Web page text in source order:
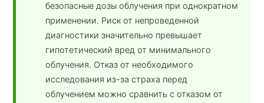
безопасные дозы облучения при однократном
применении. Риск от непроведенной
диагностики значительно превышает
гипотетический вред от минимального
облучения. Отказ от необходимого
исследования из-за страха перед
облучением можно сравнить с отказом от